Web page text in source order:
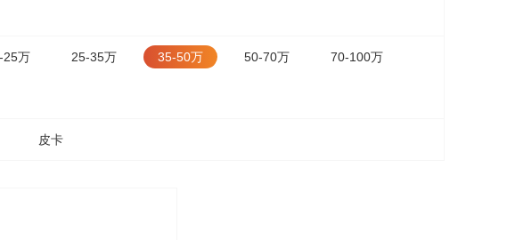
25万 25-35万 35-50万 50-70万 70-100万
皮卡